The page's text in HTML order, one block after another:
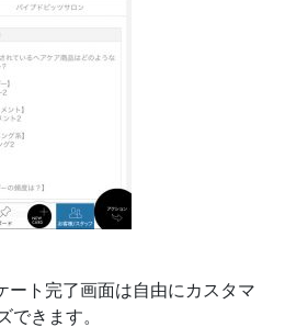
ート完了画面は自由にカスタマ
できます。